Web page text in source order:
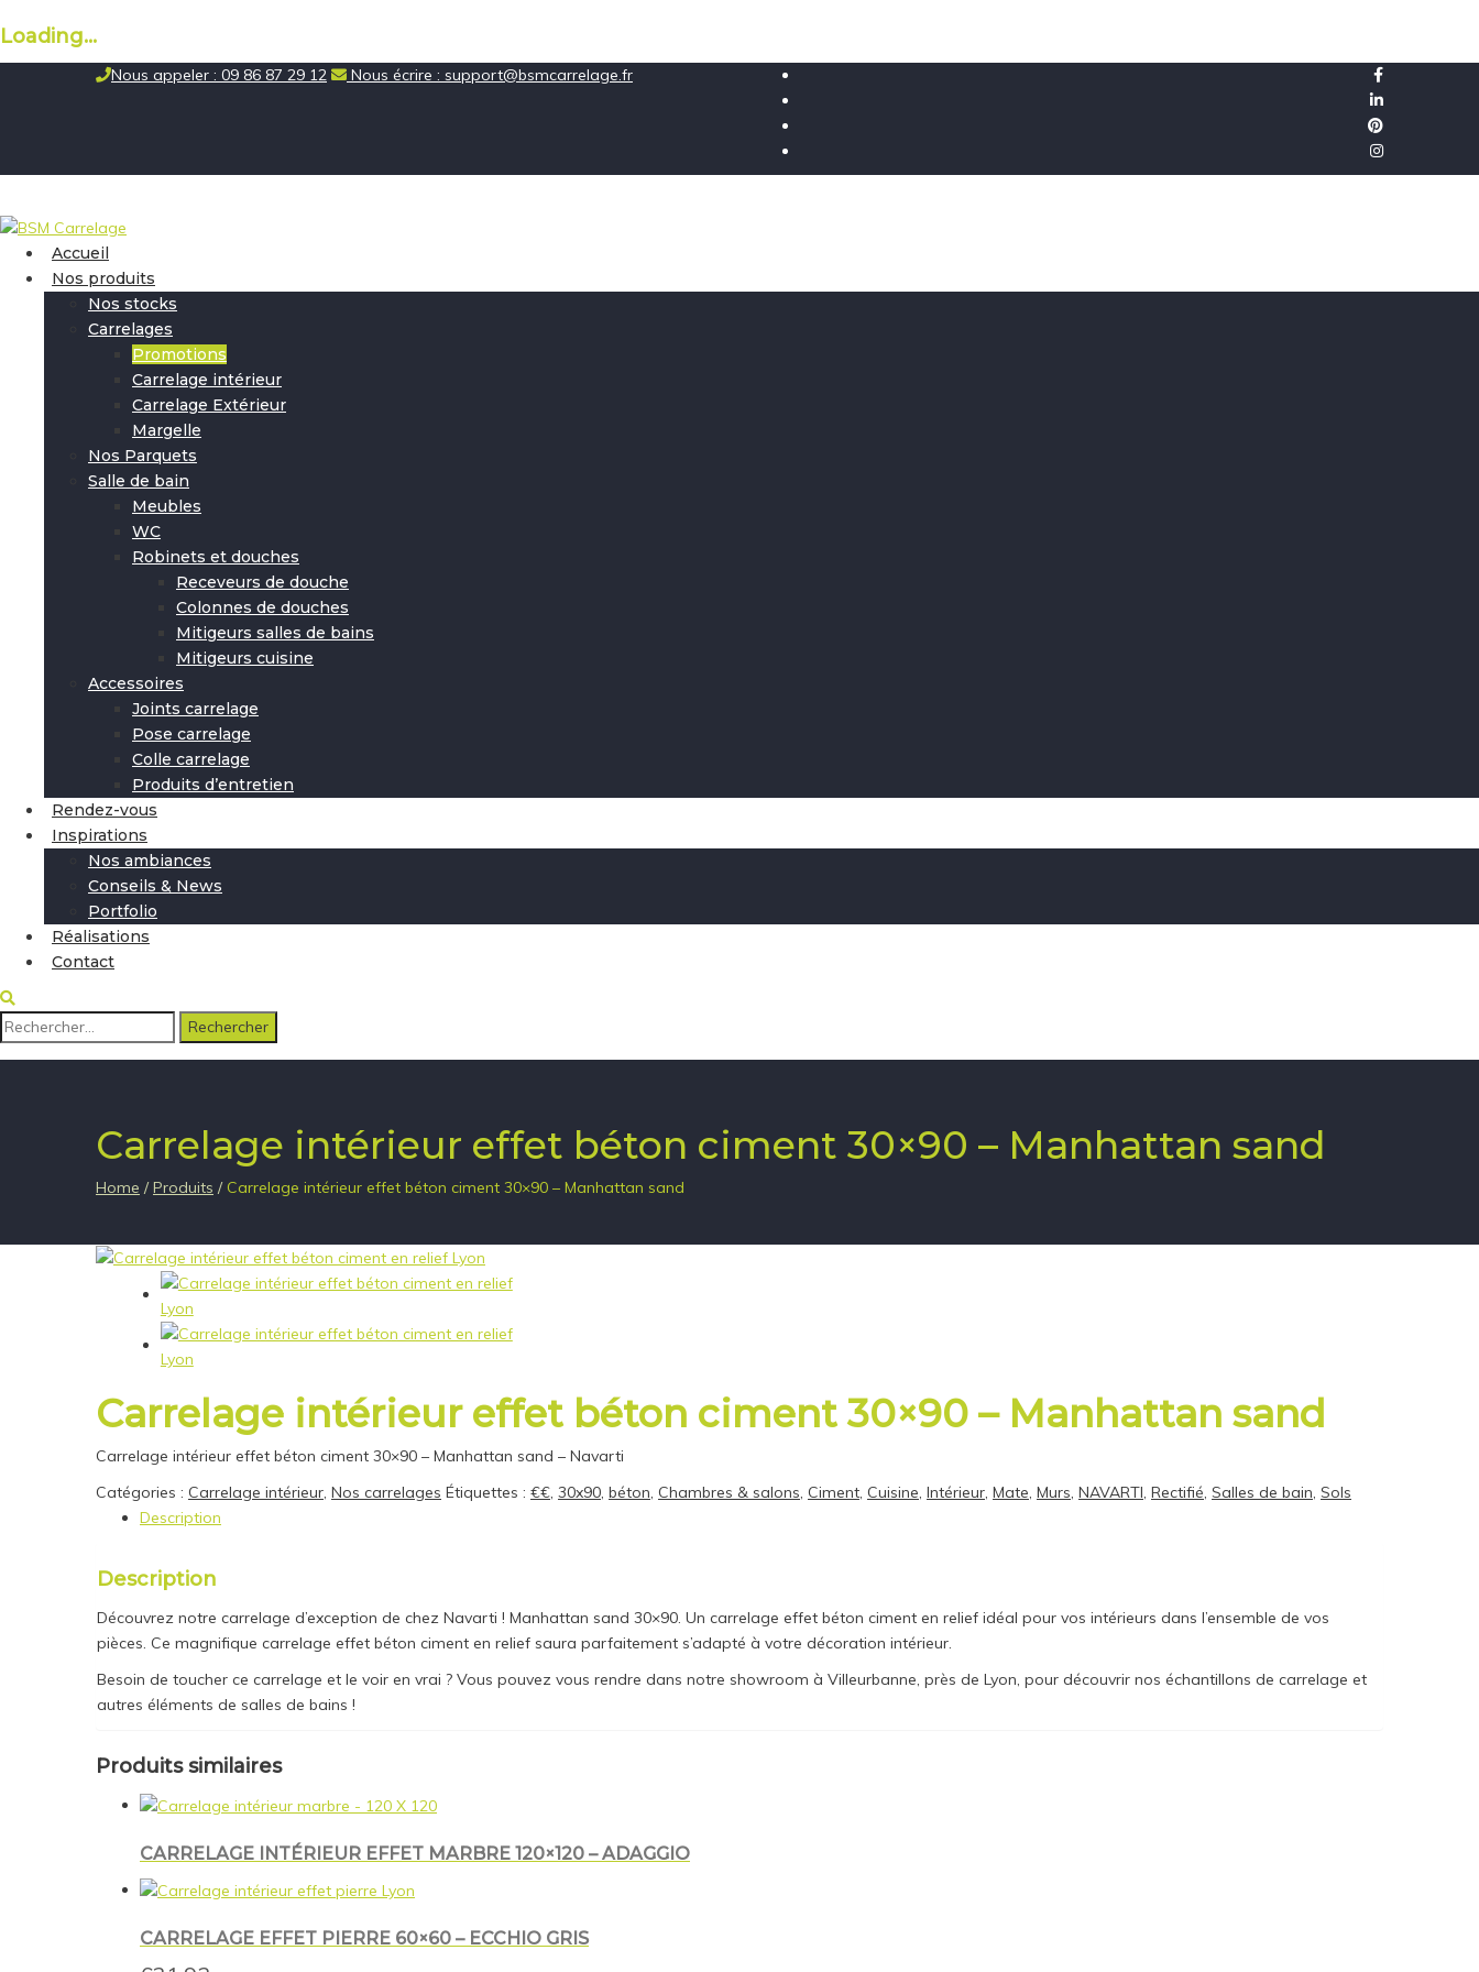
Loading...
Nous appeler : 09 86 87 29 12 Nous écrire : support@bsmcarrelage.fr
Accueil
Nos produits
Nos stocks
Carrelages
Promotions
Carrelage intérieur
Carrelage Extérieur
Margelle
Nos Parquets
Salle de bain
Meubles
WC
Robinets et douches
Receveurs de douche
Colonnes de douches
Mitigeurs salles de bains
Mitigeurs cuisine
Accessoires
Joints carrelage
Pose carrelage
Colle carrelage
Produits d’entretien
Rendez-vous
Inspirations
Nos ambiances
Conseils & News
Portfolio
Réalisations
Contact
Rechercher :
Carrelage intérieur effet béton ciment 30×90 – Manhattan sand
Home / Produits / Carrelage intérieur effet béton ciment 30×90 – Manhattan sand
Carrelage intérieur effet béton ciment 30×90 – Manhattan sand
Carrelage intérieur effet béton ciment 30×90 – Manhattan sand – Navarti
Catégories : Carrelage intérieur, Nos carrelages Étiquettes : €€, 30x90, béton, Chambres & salons, Ciment, Cuisine, Intérieur, Mate, Murs, NAVARTI, Rectifié, Salles de bain, Sols
Description
Description
Découvrez notre carrelage d’exception de chez Navarti ! Manhattan sand 30×90. Un carrelage effet béton ciment en relief idéal pour vos intérieurs dans l’ensemble de vos
pièces. Ce magnifique carrelage effet béton ciment en relief saura parfaitement s’adapté à votre décoration intérieur.
Besoin de toucher ce carrelage et le voir en vrai ? Vous pouvez vous rendre dans notre showroom à Villeurbanne, près de Lyon, pour découvrir nos échantillons de carrelage et
autres éléments de salles de bains !
Produits similaires
CARRELAGE INTÉRIEUR EFFET MARBRE 120×120 – ADAGGIO
CARRELAGE EFFET PIERRE 60×60 – ECCHIO GRIS